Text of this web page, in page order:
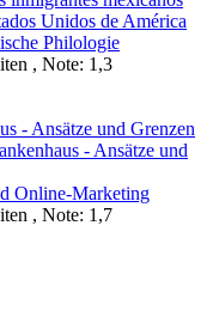
, Note: 1,3
- Ansätze und Grenzen
Online-Marketing
, Note: 1,7